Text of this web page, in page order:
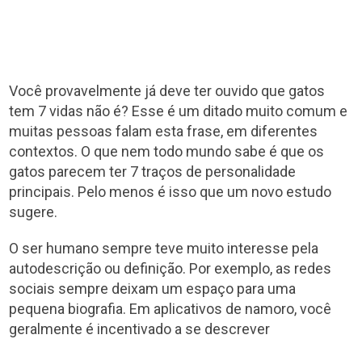
Você provavelmente já deve ter ouvido que gatos
tem 7 vidas não é? Esse é um ditado muito comum e
muitas pessoas falam esta frase, em diferentes
contextos. O que nem todo mundo sabe é que os
gatos parecem ter 7 traços de personalidade
principais. Pelo menos é isso que um novo estudo
sugere.
O ser humano sempre teve muito interesse pela
autodescrição ou definição. Por exemplo, as redes
sociais sempre deixam um espaço para uma
pequena biografia. Em aplicativos de namoro, você
geralmente é incentivado a se descrever